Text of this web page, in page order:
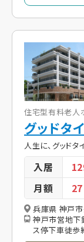
住宅型有料老人
グッドタ
人生に、グッドタ
入居
月額 27
兵庫県 神戸
神戸市営地下
ス停下車徒歩